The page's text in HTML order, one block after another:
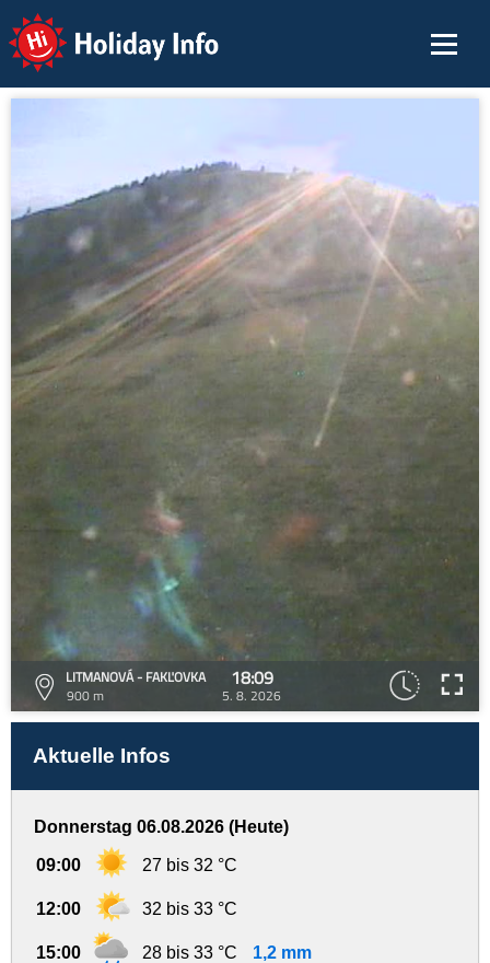
Holiday Info
LITMANOVÁ - FAKĽOVKA
900 m
18:09
5. 8. 2026
Aktuelle Infos
Donnerstag 06.08.2026 (Heute)
09:00 27 bis 32 °C
12:00 32 bis 33 °C
15:00 28 bis 33 °C 1,2 mm